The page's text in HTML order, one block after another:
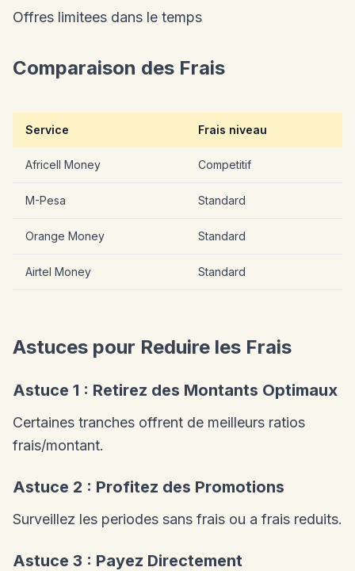
Offres limitees dans le temps
Comparaison des Frais
Service Frais niveau
Africell Money Competitif
M-Pesa Standard
Orange Money Standard
Airtel Money Standard
Astuces pour Reduire les Frais
Astuce 1 : Retirez des Montants Optimaux
Certaines tranches offrent de meilleurs ratios
frais/montant.
Astuce 2 : Profitez des Promotions
Surveillez les periodes sans frais ou a frais reduits.
Astuce 3 : Payez Directement